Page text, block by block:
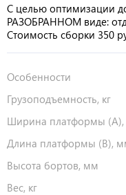
С целью оптимизации
РАЗОБРАННОМ виде:
Стоимость сборки 350
Особенности
Грузоподъемность, кг
Ширина платформы
Длина платформы (В),
Высота бортов, мм
Вес, кг